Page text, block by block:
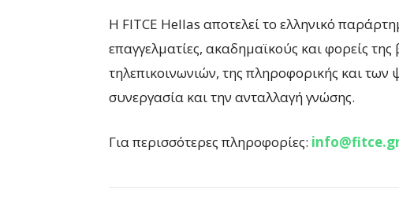
Η FITCE Hellas αποτελεί το ελληνικό
επαγγελματίες, ακαδημαϊκούς και φορείς
τηλεπικοινωνιών, της πληροφορικής και
συνεργασία και την ανταλλαγή γνώσης.
Για περισσότερες πληροφορίες: